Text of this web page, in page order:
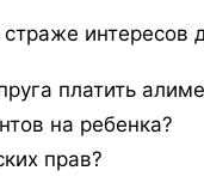
интересов
платить
на ребенка?
прав?